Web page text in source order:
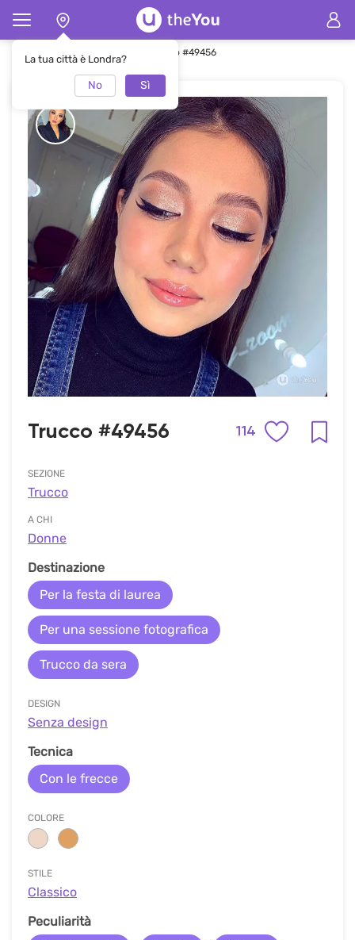
La tua città è Londra?
No Sì
Pagina principale Trucco Trucco #49456
Trucco #49456 114
SEZIONE
Trucco
A CHI
Donne
Destinazione
Per la festa di laurea
Per una sessione fotografica
Trucco da sera
DESIGN
Senza design
Tecnica
Con le frecce
COLORE
STILE
Classico
Peculiarità